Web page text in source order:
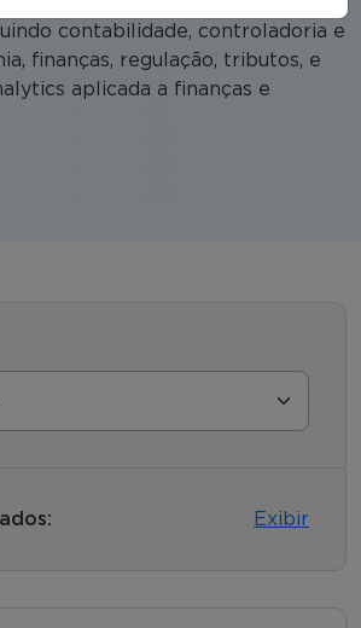
contabilidade, controladoria e
finanças, regulação, tributos, e
aplicada a finanças e
Exibir